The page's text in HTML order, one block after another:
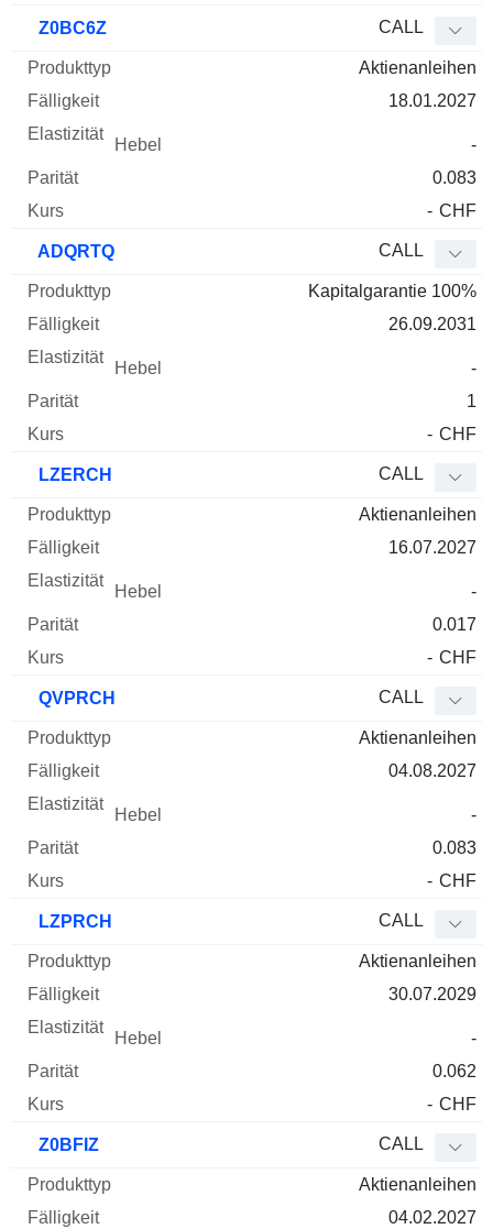
Z0BC6Z CALL
Aktienanleihen
18.01.2027
-
0.083
- CHF
ADQRTQ CALL
Kapitalgarantie 100%
26.09.2031
-
1
- CHF
LZERCH CALL
Aktienanleihen
16.07.2027
-
0.017
- CHF
QVPRCH CALL
Aktienanleihen
04.08.2027
-
0.083
- CHF
LZPRCH CALL
Aktienanleihen
30.07.2029
-
0.062
- CHF
Z0BFIZ CALL
Aktienanleihen
04.02.2027